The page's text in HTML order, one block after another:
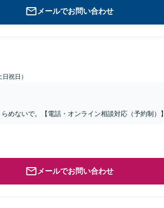
メールでお問い合わせ
祝日）
めないで。【電話・オンライン相談対応（予約制）】
メールでお問い合わせ